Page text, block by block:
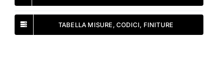
TABELLA MISURE, CODICI, FINITURE